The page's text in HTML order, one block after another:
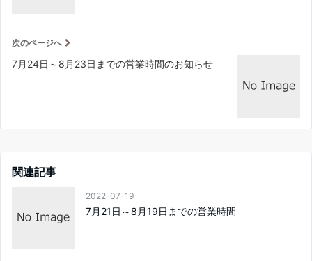
次のページへ
7月24日～8月23日までの営業時間のお知らせ
関連記事
2022-07-19
7月21日～8月19日までの営業時間